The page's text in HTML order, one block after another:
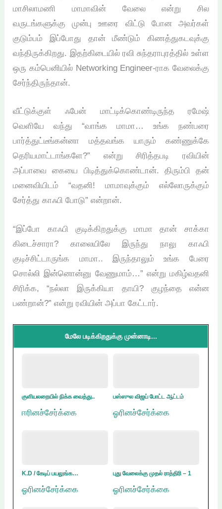
மாசிலாமணி மாமாவின் வேலை என்று சில
வருடங்களுக்கு முன்பு ஊரை விட்டு போன அவர்கள்
குடும்பம் இப்போது தான் மீண்டும் கிணத்துகடவுக்கு
வந்திருக்கிறது. இதற்கிடையில் ரவி சுந்தராபுரத்தில் உள்ள
ஒரு கம்பெனியில் Networking Engineer-ராக வேலைக்கு
சேர்ந்திருந்தான்.
வீட்டுக்குள் ஃபேன் மாட்டிக்கொண்டிருந்த ரமேஷ்
வெளியே வந்து “வாங்க மாமா… உங்க நண்பரை
பார்த்துட்டீங்கன்னா மத்தவங்க யாரும் கண்ணுக்கே
தெரியமாட்டாங்களே?” என்று சிரித்தபடி ரவியின்
அப்பாவை கையை பிடித்துக்கொண்டான். திரும்பி தன்
மனைவியிடம் “வதனி! மாமாவுக்கும் எல்லோருக்கும்
சேர்த்து காஃபி போடு” என்றான்.
“இப்போ காஃபி குடிக்கிறதுக்கு மாமா தான் சாக்கா
கிடைச்சாரா? காலையிலே இருந்து நாலு காஃபி
குடிச்சிட்டாருங்க மாமா.. இருந்தாலும் உங்க பேரை
சொல்லி இன்னொன்னு வேணுமாம்…” என்று மகிழ்வதனி
சிரிக்க, “நல்லா இருக்கியா தாயி? குழந்தை என்ன
பண்றான்?” என்று ரவியின் அப்பா கேட்டார்.
மேலே படிக்கிறதுக்கு முன்னாடி...
குளியலறையில் நிக்க வைத்து..
ஈரினச்சேர்க்கை
பஸ்ஸுல விஜய் போட்ட ஆட்டம்
ஓரினச்சேர்க்கை
K.D / கேடிப் பயலுங்க…
ஓரினச்சேர்க்கை
புது வேலைக்கு முதல் ராத்திரி – 1
ஓரினச்சேர்க்கை